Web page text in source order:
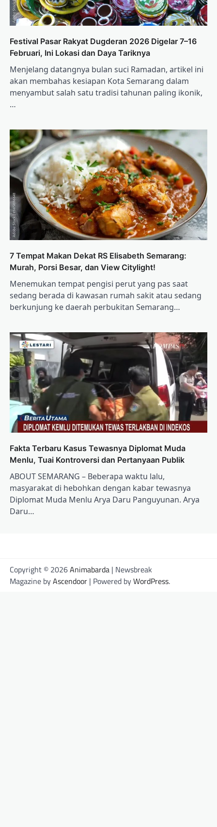
Festival Pasar Rakyat Dugderan 2026 Digelar 7–16
Februari, Ini Lokasi dan Daya Tariknya
Menjelang datangnya bulan suci Ramadan, artikel ini
akan membahas kesiapan Kota Semarang dalam
menyambut salah satu tradisi tahunan paling ikonik,
…
7 Tempat Makan Dekat RS Elisabeth Semarang:
Murah, Porsi Besar, dan View Citylight!
Menemukan tempat pengisi perut yang pas saat
sedang berada di kawasan rumah sakit atau sedang
berkunjung ke daerah perbukitan Semarang…
Fakta Terbaru Kasus Tewasnya Diplomat Muda
Menlu, Tuai Kontroversi dan Pertanyaan Publik
ABOUT SEMARANG – Beberapa waktu lalu,
masyarakat di hebohkan dengan kabar tewasnya
Diplomat Muda Menlu Arya Daru Panguyunan. Arya
Daru…
Copyright © 2026Animabarda | Newsbreak
Magazine byAscendoor | Powered byWordPress.